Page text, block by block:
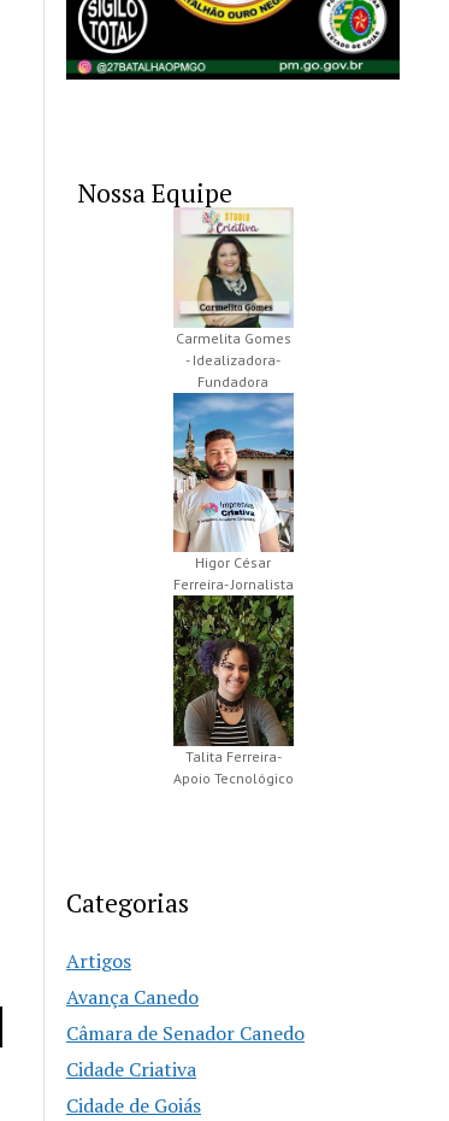
combate à violência
contra a mulher em
Senador Canedo
Nossa Equipe
Carmelita Gomes
- Idealizadora-
Fundadora
Higor César
Ferreira- Jornalista
Talita Ferreira-
Apoio Tecnológico
Categorias
Artigos
Avança Canedo
Câmara de Senador Canedo
Cidade Criativa
Cidade de Goiás